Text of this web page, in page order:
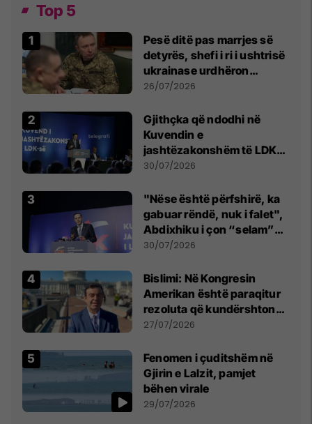
Top 5
Pesë ditë pas marrjes së
detyrës, shefi i ri i ushtrisë
ukrainase urdhëron
kontroll të madh
26/07/2026
Gjithçka që ndodhi në
Kuvendin e
jashtëzakonshëm të LDK-
së
30/07/2026
"Nëse është përfshirë, ka
gabuar rëndë, nuk i falet",
Abdixhiku i çon “selam”
Përparim Ramës
30/07/2026
Bislimi: Në Kongresin
Amerikan është paraqitur
rezoluta që kundërshton
mbajtjen e Asamblesë
në Beograd
27/07/2026
Fenomen i çuditshëm në
Gjirin e Lalzit, pamjet
bëhen virale
29/07/2026